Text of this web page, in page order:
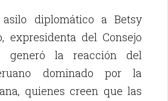
asilo diplomático a Betsy
expresidenta del Consejo
generó la reacción del
dominado por la
quienes creen que las